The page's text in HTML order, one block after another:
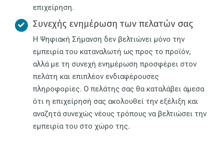
επιχείρηση.
Συνεχής ενημέρωση των πελατών σας
Η Ψηφιακή Σήμανση δεν βελτιώνει μόνο την
εμπειρία του καταναλωτή ως προς το προϊόν,
αλλά με τη συνεχή ενημέρωση προσφέρει στον
πελάτη και επιπλέον ενδιαφέρουσες
πληροφορίες. Ο πελάτης σας θα καταλάβει άμεσα
ότι η επιχείρησή σας ακολουθεί την εξέλιξη και
αναζητά συνεχώς νέους τρόπους να βελτιώσει την
εμπειρία του στο χώρο της.